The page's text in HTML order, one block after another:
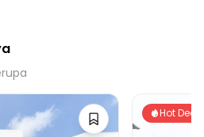
Hot Deals